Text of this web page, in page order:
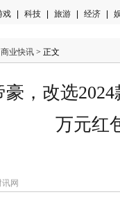
戏 科技 旅游 经济
商业快讯 > 正文
，改选
万元红
网